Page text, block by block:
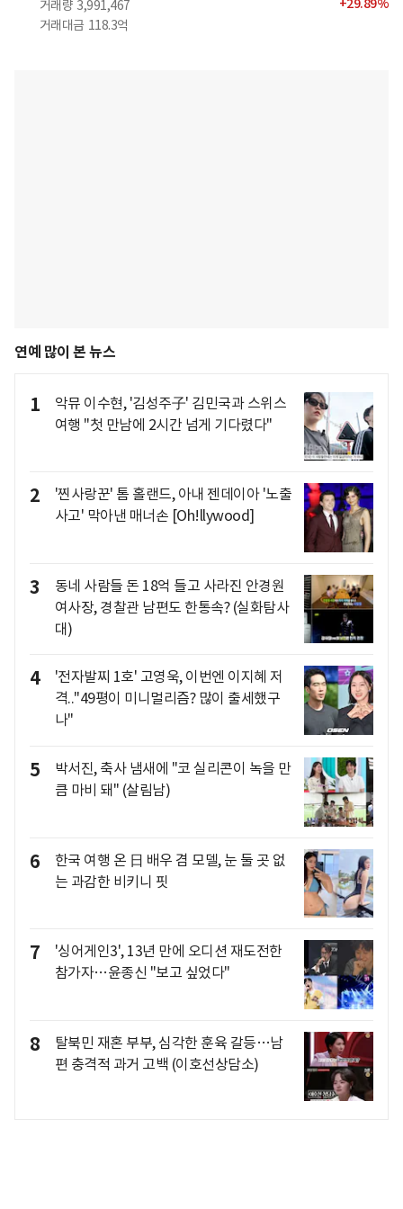
거래량 3,991,467
거래대금 118.3억
연예 많이 본 뉴스
1
악뮤 이수현, '김성주子' 김민국과 스위스
여행 "첫 만남에 2시간 넘게 기다렸다"
2
'찐사랑꾼' 톰 홀랜드, 아내 젠데이아 '노출
사고' 막아낸 매너손 [Oh!llywood]
3
동네 사람들 돈 18억 들고 사라진 안경원
여사장, 경찰관 남편도 한통속? (실화탐사
대)
4
'전자발찌 1호' 고영욱, 이번엔 이지혜 저
격.."49평이 미니멀리즘? 많이 출세했구
나"
5
박서진, 축사 냄새에 "코 실리콘이 녹을 만
큼 마비 돼" (살림남)
6
한국 여행 온 日 배우 겸 모델, 눈 둘 곳 없
는 과감한 비키니 핏
7
'싱어게인3', 13년 만에 오디션 재도전한
참가자…윤종신 "보고 싶었다"
8
탈북민 재혼 부부, 심각한 훈육 갈등…남
편 충격적 과거 고백 (이호선상담소)